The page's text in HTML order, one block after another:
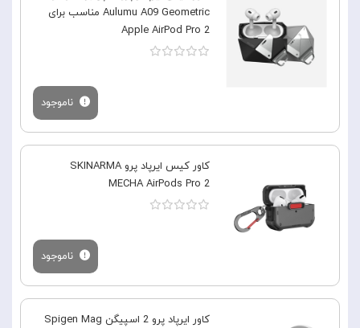
Aulumu A09 Geometric مناسب برای
Apple AirPod Pro 2
ناموجود
کاور کیس ایرپاد پرو SKINARMA
MECHA AirPods Pro 2
ناموجود
کاور ایرپاد پرو 2 اسپیگن Spigen Mag